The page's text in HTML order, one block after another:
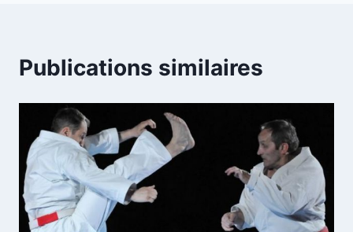
Publications similaires